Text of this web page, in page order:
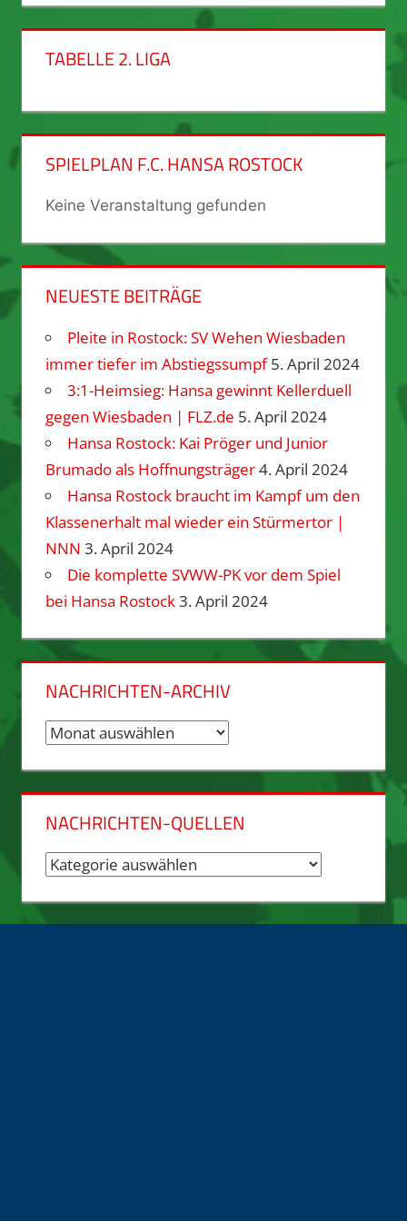
TABELLE 2. LIGA
SPIELPLAN F.C. HANSA ROSTOCK
Keine Veranstaltung gefunden
NEUESTE BEITRÄGE
Pleite in Rostock: SV Wehen Wiesbaden
immer tiefer im Abstiegssumpf 5. April 2024
3:1-Heimsieg: Hansa gewinnt Kellerduell
gegen Wiesbaden | FLZ.de 5. April 2024
Hansa Rostock: Kai Pröger und Junior
Brumado als Hoffnungsträger4. April 2024
Hansa Rostock braucht im Kampf um den
Klassenerhalt mal wieder ein Stürmertor |
NNN 3. April 2024
Die komplette SVWW-PK vor dem Spiel
bei Hansa Rostock3. April 2024
NACHRICHTEN-ARCHIV
Nachrichten-
NACHRICHTEN-QUELLEN
Nachrichten-